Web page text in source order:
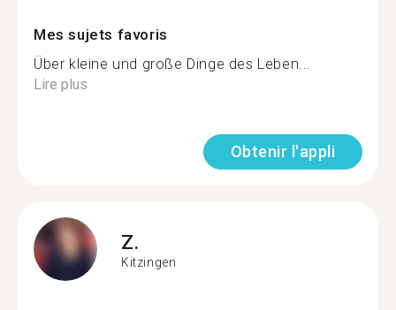
Mes sujets favoris
Über kleine und große Dinge des Leben...
Lire plus
Obtenir l'appli
Z.
Kitzingen